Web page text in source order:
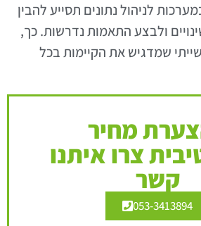
לניהול נתונים תסייע להבין
ולבצע התאמות נדרשות. כך,
שמדגיש את הקיימות בכל
מחיר
צרו איתנו
קשר
053-3413894